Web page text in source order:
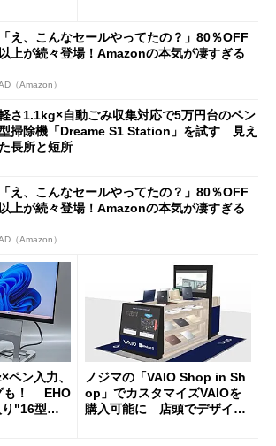
「え、こんなセールやってたの？」80％OFF
以上が続々登場！Amazonの本気が凄すぎる
（Amazon）
さ1.1kg×自動ごみ収集対応で5万円台のペン
掃除機「Dreame S1 Station」を試す 見え
長所と短所
「え、こんなセールやってたの？」80％OFF
以上が続々登場！Amazonの本気が凄すぎる
（Amazon）
ン入力、
も！ EHO
"16型モ
ノジマの「VAIO Shop in Sh
op」でカスタマイズVAIOを
購入可能に 店頭でデザイン